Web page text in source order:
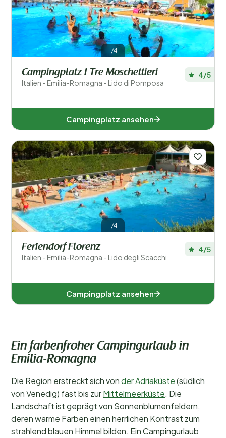
1/4
Campingplatz I Tre Moschettieri
Italien - Emilia-Romagna - Lido di Pomposa
4/5
Campingplatz ansehen
1/4
Feriendorf Florenz
Italien - Emilia-Romagna - Lido degli Scacchi
4/5
Campingplatz ansehen
Ein farbenfroher Campingurlaub in
Emilia-Romagna
Die Region erstreckt sich vonder Adriaküste(südlich
von Venedig) fast bis zurMittelmeerküste. Die
Landschaft ist geprägt von Sonnenblumenfeldern,
deren warme Farben einen herrlichen Kontrast zum
strahlend blauen Himmel bilden. Ein Campingurlaub